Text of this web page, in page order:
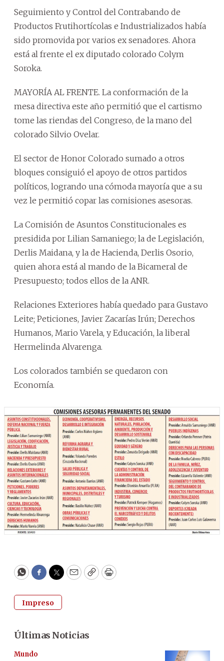
Seguimiento y Control del Contrabando de
Productos Frutihortícolas e Industrializados había
sido promovida por varios ex senadores. Ahora
está al frente el ex diputado colorado Colym
Soroka.
MAYORÍA AL FRENTE. La conformación de la
mesa directiva este año permitió que el cartismo
tome las riendas del Congreso, de la mano del
colorado Silvio Ovelar.
El sector de Honor Colorado sumado a otros
bloques consiguió el apoyo de otros partidos
políticos, logrando una cómoda mayoría que a su
vez le permitió copar las comisiones asesoras.
La Comisión de Asuntos Constitucionales es
presidida por Lilian Samaniego; la de Legislación,
Derlis Maidana, y la de Hacienda, Derlis Osorio,
quien ahora está al mando de la Bicameral de
Presupuesto; todos ellos de la ANR.
Relaciones Exteriores había quedado para Gustavo
Leite; Peticiones, Javier Zacarías Irún; Derechos
Humanos, Mario Varela, y Educación, la liberal
Hermelinda Alvarenga.
Los colorados también se quedaron con
Economía.
WhatsApp
Facebook
Twitter
EmailCopyPrint
Impreso
Últimas Noticias
Mundo